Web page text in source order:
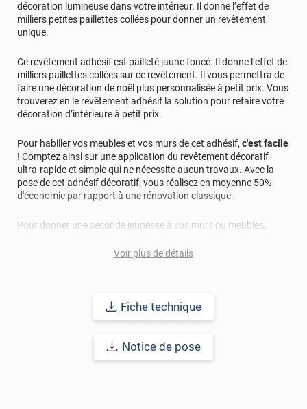
décoration lumineuse dans votre intérieur. Il donne l’effet de
milliers petites paillettes collées pour donner un revêtement
unique.
Ce revêtement adhésif est pailleté jaune foncé. Il donne l’effet de
milliers paillettes collées sur ce revêtement. Il vous permettra de
faire une décoration de noël plus personnalisée à petit prix. Vous
trouverez en le revêtement adhésif la solution pour refaire votre
décoration d’intérieure à petit prix.
Pour habiller vos meubles et vos murs de cet adhésif, c'est facile
! Comptez ainsi sur une application du revêtement décoratif
ultra-rapide et simple qui ne nécessite aucun travaux. Avec la
pose de cet adhésif décoratif, vous réalisez en moyenne 50%
d'économie par rapport à une rénovation classique.
Pour donner une seconde jeunesse à vos murs ou meubles,
résistance à l’eau, à la saleté, à l’abrasion, aux UV et à l’usure.
: 10 ans en pose intérieur (anti craquèlement,
Afin de vous rendre compte de la qualité et de son rendu
Voir plus de détails
Fiche technique
Notice de pose